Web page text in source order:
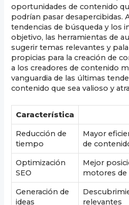
oportunidades de contenido
podrían pasar desapercibidas.
tendencias de búsqueda y los
objetivo, las herramientas de
sugerir temas relevantes y
propicias para la creación de
a los creadores de contenido
vanguardia de las últimas
contenido que sea valioso y
Característica
Reducción de
tiempo
Mayor
de
Optimización
SEO
Mejor
motores de
Generación de
ideas
relevantes